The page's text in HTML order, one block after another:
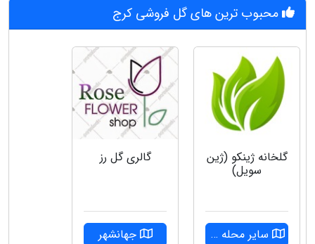
محبوب ترین های گل فروشی کرج
گلخانه ژینکو (ژین
سویل)
سایر محله ها
گالری گل رز
جهانشهر